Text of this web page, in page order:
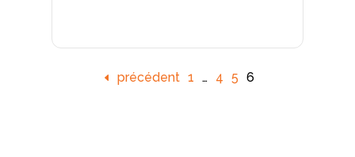
précédent 1 … 4 5 6